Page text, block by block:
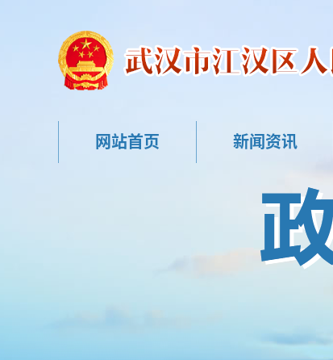
网站首页 新闻资讯